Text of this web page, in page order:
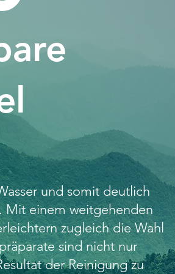
und somit deutlich
Mit einem weitgehenden
zugleich die Wahl
sind nicht nur
der Reinigung zu